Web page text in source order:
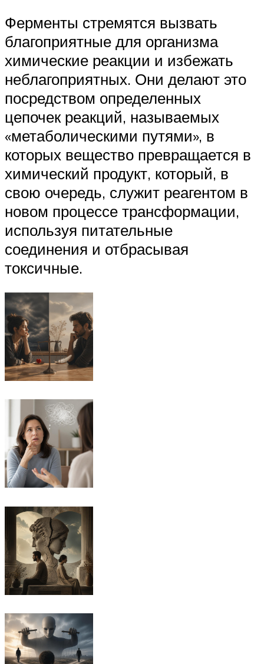
Ферменты стремятся вызвать
благоприятные для организма
химические реакции и избежать
неблагоприятных. Они делают это
посредством определенных
цепочек реакций, называемых
«метаболическими путями», в
которых вещество превращается в
химический продукт, который, в
свою очередь, служит реагентом в
новом процессе трансформации,
используя питательные
соединения и отбрасывая
токсичные.